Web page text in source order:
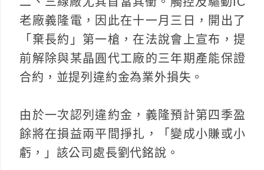
老廠義隆電，因此在十一月三日，開出了
「棄長約」第一槍，在法說會上宣布，提
前解除與某晶圓代工廠的三年期產能保證
合約，並提列違約金為業外損失。
由於一次認列違約金，義隆預計第四季盈
餘將在損益兩平間掙扎，「變成小賺或小
虧，」該公司處長劉代銘說。